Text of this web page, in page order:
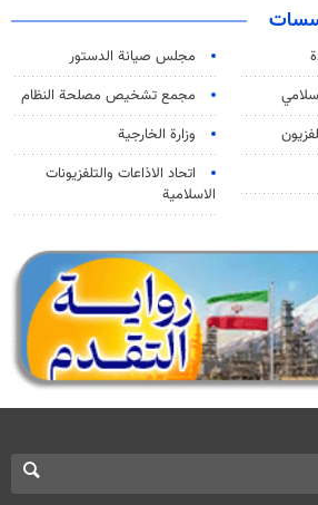
مجلس صيانة الدستور
مجمع تشخيص مصلحة النظام
وزارة الخارجية
اتحاد الاذاعات والتلفزيونات
الاسلامية